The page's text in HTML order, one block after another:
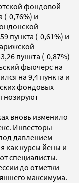
фондовой
(-0,76%) и
пункта (-0,61%) и
пункта (-0,87%)
фьючерс на
на 9,4 пункта и
фондовых
вновь изменило
Инвесторы
давлением
как курсы йены и
специалисты.
до отметки
максимума.